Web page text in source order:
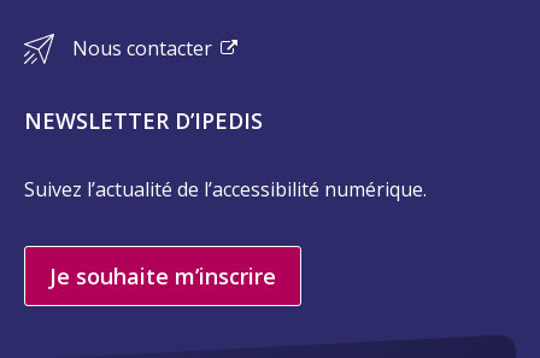
Nous contacter
NEWSLETTER D’IPEDIS
Suivez l’actualité de l’accessibilité numérique.
Je souhaite m’inscrire